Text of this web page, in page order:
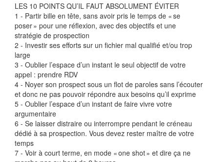
LES 10 POINTS QU’IL FAUT ABSOLUMENT ÉVITER
1 - Partir bille en tête, sans avoir pris le temps de « se
poser » pour une réflexion, avec des objectifs et une
stratégie de prospection
2 - Investir ses efforts sur un fichier mal qualifié et/ou trop
large
3 - Oublier l’espace d’un instant le seul objectif de votre
appel : prendre RDV
4 - Noyer son prospect sous un flot de paroles sans l’écouter
et donc ne pas pouvoir répondre aux besoins qu’il exprime
5 - Oublier l’espace d’un instant de faire vivre votre
argumentaire
6 - Se laisser distraire ou interrompre pendant le créneau
dédié à sa prospection. Vous devez rester maître de votre
temps
7 - Voir à court terme, en mode « one shot » et dire ça ne